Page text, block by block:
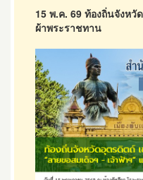
15 พ.ค. 69 ท้องถิ่นจังห
ผ้าพระราชทาน